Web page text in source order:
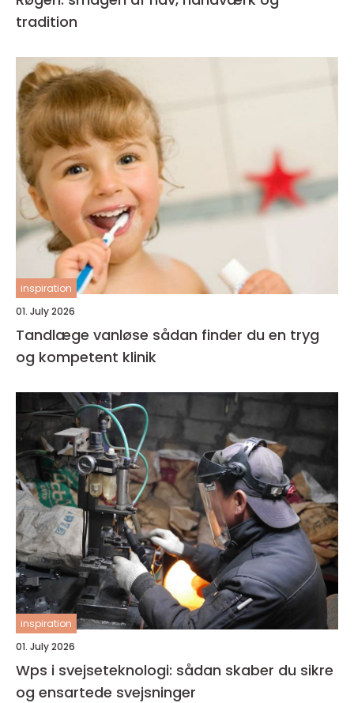
tradition
inspiration
01. July 2026
Tandlæge vanløse sådan finder du en tryg
og kompetent klinik
inspiration
01. July 2026
Wps i svejseteknologi: sådan skaber du sikre
og ensartede svejsninger